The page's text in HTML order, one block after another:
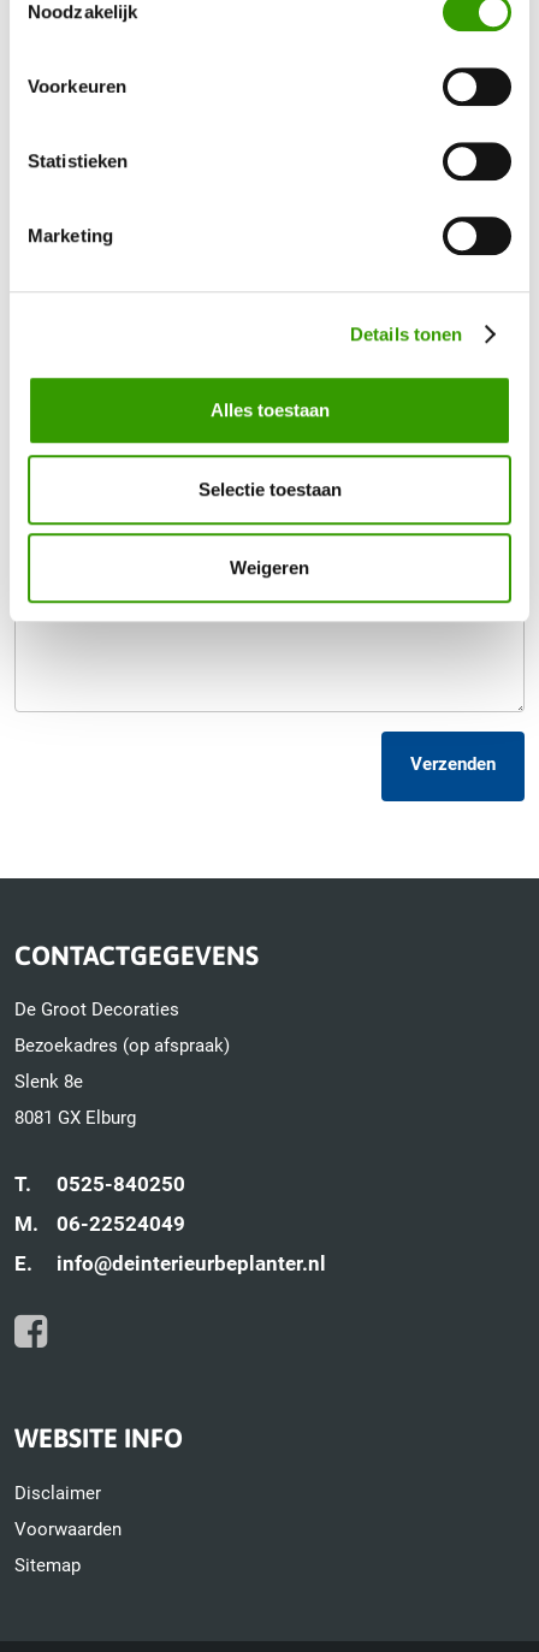
Noodzakelijk
Voorkeuren
Statistieken
Marketing
Details tonen
Alles toestaan
Selectie toestaan
Weigeren
Naam*
Verzenden
CONTACTGEGEVENS
De Groot Decoraties
Bezoekadres (op afspraak)
Slenk 8e
8081 GX Elburg
T.
0525-840250
M.
06-22524049
E.
info@deinterieurbeplanter.nl
WEBSITE INFO
Disclaimer
Voorwaarden
Sitemap